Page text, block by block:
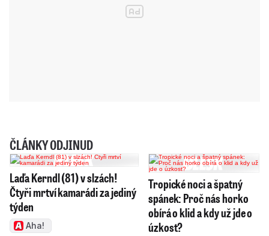
ČLÁNKY ODJINUD
Laďa Kerndl (81) v slzách!
Čtyři mrtví kamarádi za jediný
týden
Aha!
Tropické noci a špatný
spánek: Proč nás horko
obírá o klid a kdy už jde o
úzkost?